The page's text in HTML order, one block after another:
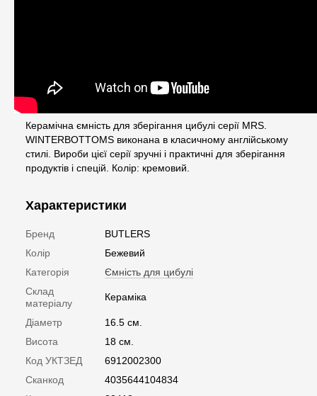
Керамічна ємність для зберігання цибулі серії MRS.
WINTERBOTTOMS виконана в класичному англійському
стилі. Вироби цієї серії зручні і практичні для зберігання
продуктів і спецій. Колір: кремовий.
Характеристики
Бренд
BUTLERS
Колір
Бежевий
Категорія
Ємність для цибулі
Склад
матеріалу
Кераміка
Діаметр
16.5 см.
Висота
18 см.
Код УКТЗЕД
6912002300
Сканкод
4035644104834